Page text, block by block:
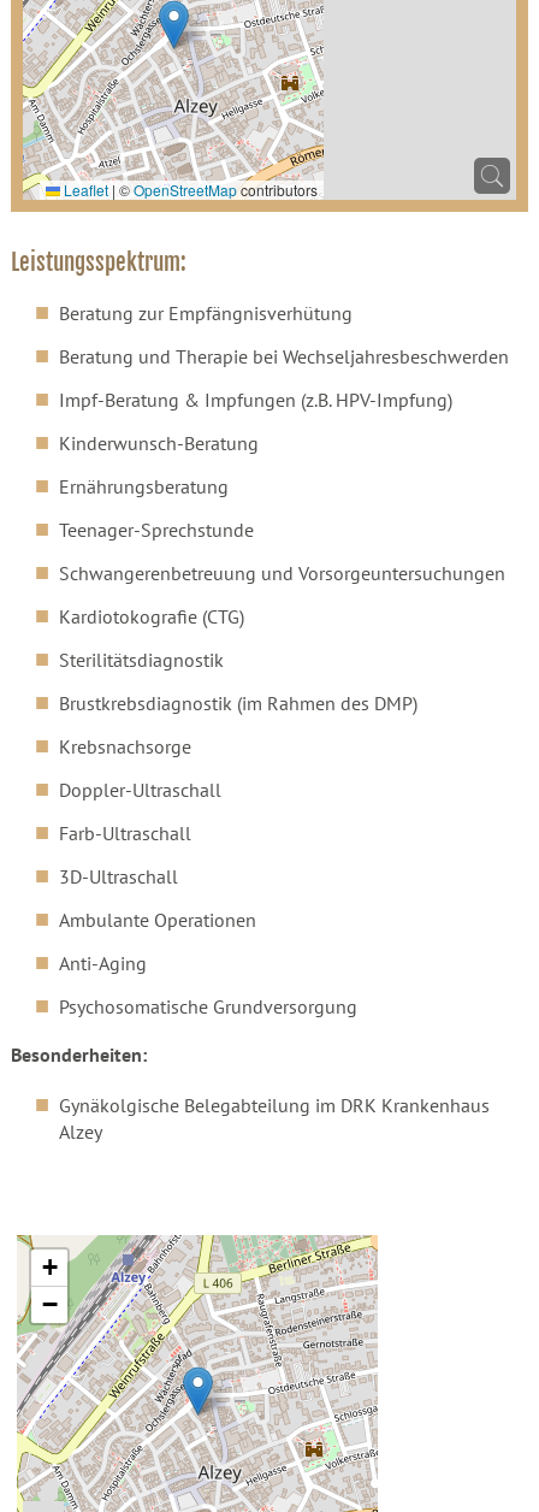
Leaflet |©OpenStreetMapcontributors
Leistungsspektrum:
Beratung zur Empfängnisverhütung
Beratung und Therapie bei Wechseljahresbeschwerden
Impf-Beratung & Impfungen (z.B. HPV-Impfung)
Kinderwunsch-Beratung
Ernährungsberatung
Teenager-Sprechstunde
Schwangerenbetreuung und Vorsorgeuntersuchungen
Kardiotokografie (CTG)
Sterilitätsdiagnostik
Brustkrebsdiagnostik (im Rahmen des DMP)
Krebsnachsorge
Doppler-Ultraschall
Farb-Ultraschall
3D-Ultraschall
Ambulante Operationen
Anti-Aging
Psychosomatische Grundversorgung
Besonderheiten:
Gynäkolgische Belegabteilung im DRK Krankenhaus
Alzey
+
−